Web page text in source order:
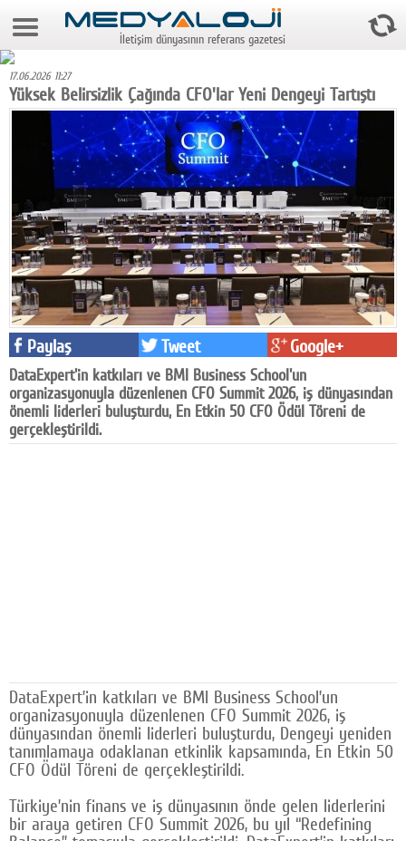
9 Ağustos 2026 7:43:12
Foto Galeri
Video Galeri
Gazeteler
Medya
Reyting-tiraj
Teknoloji
Televizyon
Dünya
Pr
Facebook
Künye
SOSYAL MEDYA
Facebook
Google Plus
İletişim dünyasının referans gazetesi
17.06.2026 11:27
Yüksek Belirsizlik Çağında CFO'lar Yeni Dengeyi Tartıştı
Paylaş Tweet Google+
DataExpert'in katkıları ve BMI Business School'un
organizasyonuyla düzenlenen CFO Summit 2026, iş dünyasından
önemli liderleri buluşturdu, En Etkin 50 CFO Ödül Töreni de
gerçekleştirildi.
DataExpert’in katkıları ve BMI Business School’un
organizasyonuyla düzenlenen CFO Summit 2026, iş
dünyasından önemli liderleri buluşturdu, Dengeyi yeniden
tanımlamaya odaklanan etkinlik kapsamında, En Etkin 50
CFO Ödül Töreni de gerçekleştirildi.
Türkiye’nin finans ve iş dünyasının önde gelen liderlerini
bir araya getiren CFO Summit 2026, bu yıl “Redefining